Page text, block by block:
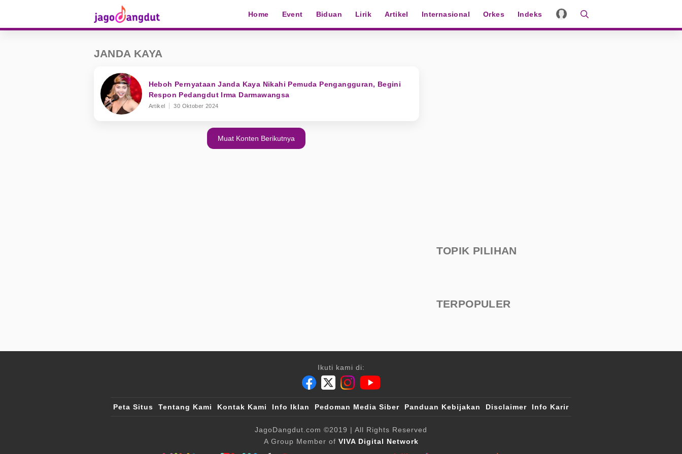
Home Event Biduan Lirik Artikel Internasional Orkes Indeks
JANDA KAYA
Heboh Pernyataan Janda Kaya Nikahi Pemuda Pengangguran, Begini
Respon Pedangdut Irma Darmawangsa
Artikel 30 Oktober 2024
Muat Konten Berikutnya
TOPIK PILIHAN
TERPOPULER
Ikuti kami di:
Peta Situs Tentang Kami Kontak Kami Info Iklan Pedoman Media Siber Panduan Kebijakan Disclaimer Info Karir
JagoDangdut.com ©2019 | All Rights Reserved
A Group Member of VIVA Digital Network